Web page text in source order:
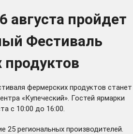
августа пройдет
Фестиваль
фермерских продуктов станет
«Купеческий». Гостей ярмарки
с 10:00 до 16:00.
25 региональных производителей.